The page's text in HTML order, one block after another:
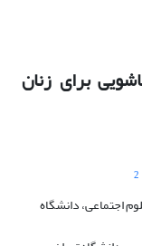
برای زنان
2
اجتماعی، دانشگاه